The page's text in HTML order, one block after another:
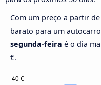
Com um preço a partir de
barato para um
segunda-feira é o dia
€.